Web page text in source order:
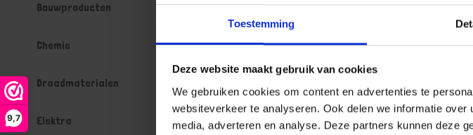
Toestemming
Deze website maakt gebruik van cookies
We gebruiken cookies om content en advertenties te
websiteverkeer te analyseren. Ook delen we informatie
media, adverteren en analyse. Deze partners kunnen deze
9,7
Bouwproducten
Chemie
Draadmaterialen
Elektra
- +
Stuk
Bestel nu!